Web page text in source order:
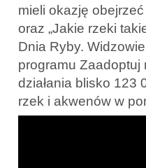
mieli okazję
oraz „Jakie rzeki
Dnia Ryby.
programu Zaadoptuj
działania blisko 123
rzek i akwenów w